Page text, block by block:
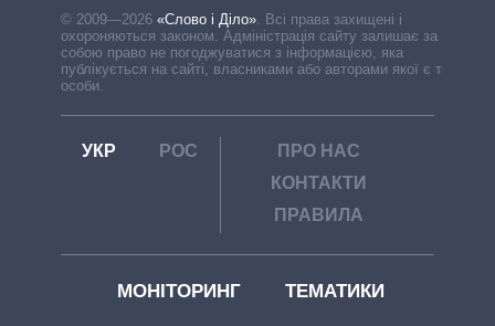
© 2009—2026 «Слово і Діло» Всі права захищені і
охороняються законом. Адміністрація сайту залишає за
собою право не погоджуватися з інформацією, яка
публікується на сайті, власниками або авторами якої є треті
особи.
УКР РОС
ПРО НАС
КОНТАКТИ
ПРАВИЛА
МОНІТОРИНГ ТЕМАТИКИ